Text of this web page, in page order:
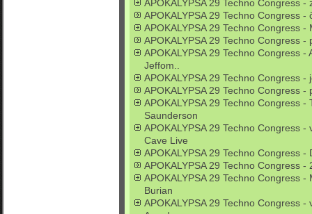
APOKALYPSA 29 Techno Congress
APOKALYPSA 29 Techno Congress -
APOKALYPSA 29 Techno Congress
APOKALYPSA 29 Techno Congress
APOKALYPSA 29 Techno Congress
Jeffom..
APOKALYPSA 29 Techno Congress -
APOKALYPSA 29 Techno Congress
APOKALYPSA 29 Techno Congress
Saunderson
APOKALYPSA 29 Techno Congress
Cave Live
APOKALYPSA 29 Techno Congress -
APOKALYPSA 29 Techno Congress -
APOKALYPSA 29 Techno Congress
Burian
APOKALYPSA 29 Techno Congress